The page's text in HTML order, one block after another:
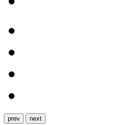
prev next